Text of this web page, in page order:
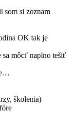
som si zoznam
OK tak je
sa môcť naplno tešiť
školenia)